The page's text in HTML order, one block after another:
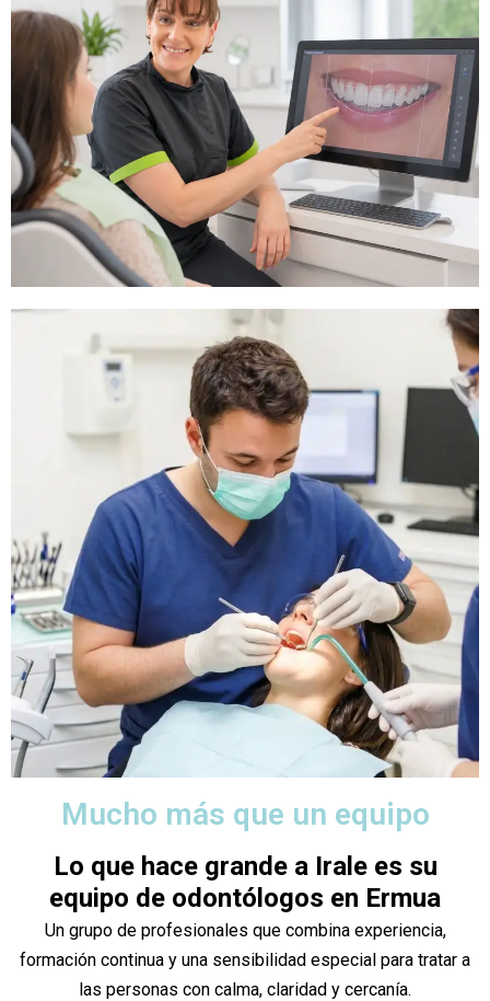
Mucho más que un equipo
Lo que hace grande a Irale es su
equipo de odontólogos en Ermua
Un grupo de profesionales que combina experiencia,
formación continua y una sensibilidad especial para tratar a
las personas con calma, claridad y cercanía.